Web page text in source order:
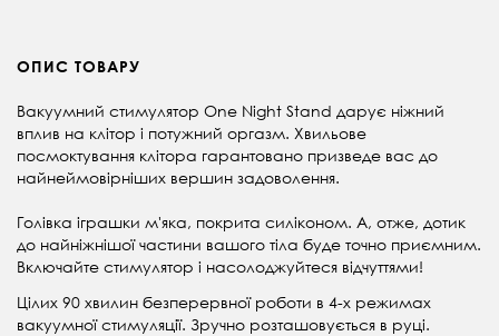
ОПИС ТОВАРУ
Вакуумний стимулятор One Night Stand дарує ніжний
вплив на клітор і потужний оргазм. Хвильове
посмоктування клітора гарантовано призведе вас до
найнеймовірніших вершин задоволення.
Голівка іграшки м'яка, покрита силіконом. А, отже, дотик
до найніжнішої частини вашого тіла буде точно приємним.
Включайте стимулятор і насолоджуйтеся відчуттями!
Цілих 90 хвилин безперервної роботи в 4-х режимах
вакуумної стимуляції. Зручно розташовується в руці.